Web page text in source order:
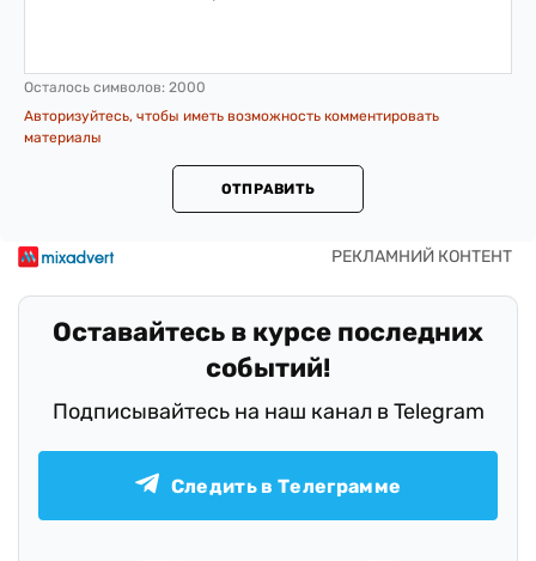
Осталось символов: 2000
Авторизуйтесь, чтобы иметь возможность комментировать
материалы
ОТПРАВИТЬ
Оставайтесь в курсе последних
событий!
Подписывайтесь на наш канал в Telegram
Следить в Телеграмме